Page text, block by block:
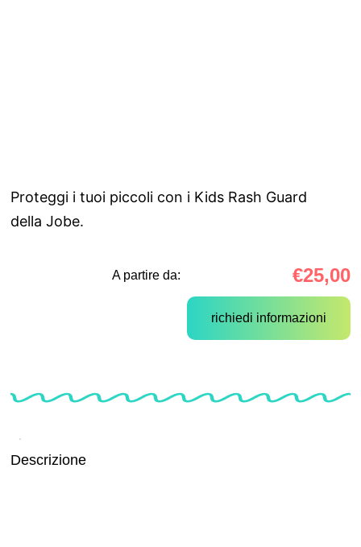
Proteggi i tuoi piccoli con i Kids Rash Guard
della Jobe.
A partire da: €25,00
richiedi informazioni
Descrizione